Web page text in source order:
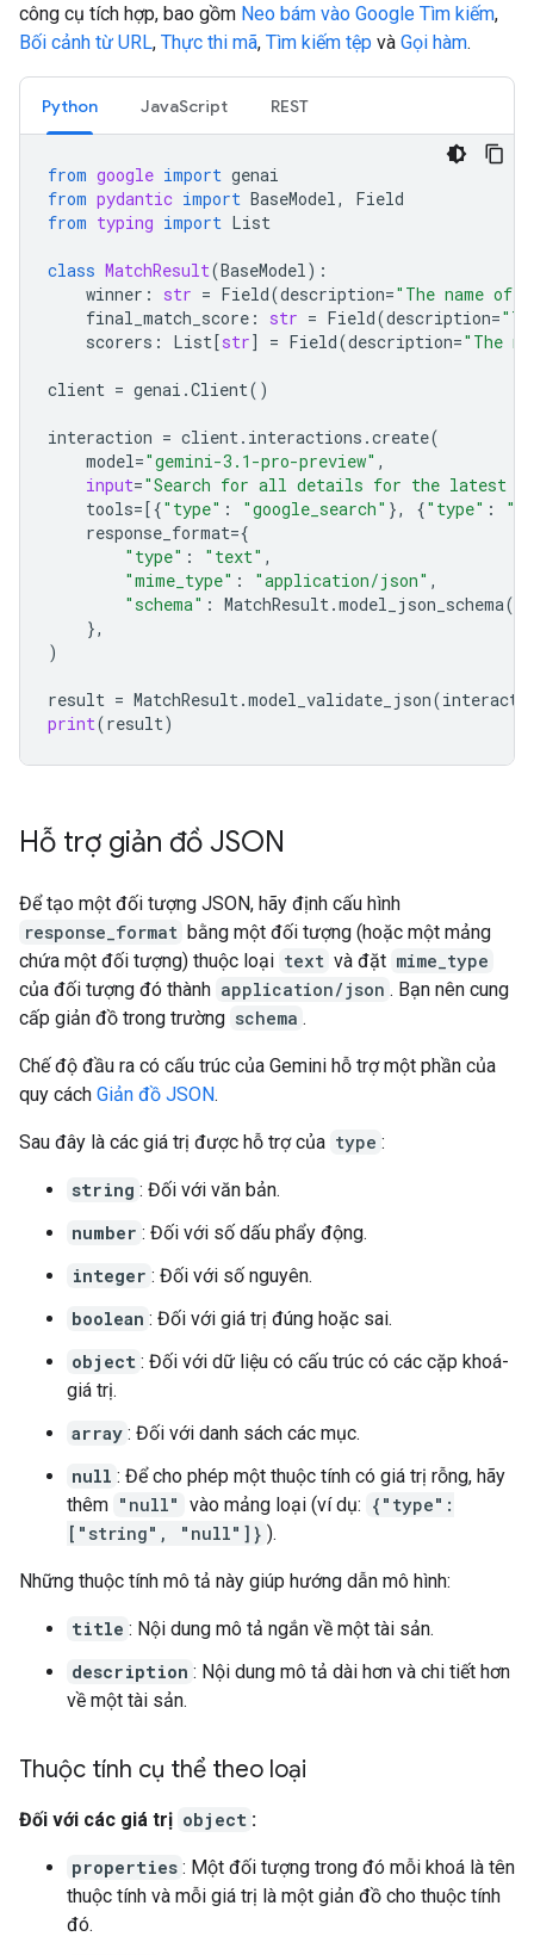
công cụ tích hợp, bao gồm Neo bám vào Google Tìm kiếm,
Bối cảnh từ URL, Thực thi mã, Tìm kiếm tệp và Gọi hàm.
Python JavaScript REST
from google import genai
from pydantic import BaseModel,
Field
from typing import List
class MatchResult(BaseModel):
winner : str = Field(description="The name of
final_match_score : str = Field(description=
scorers : List[str] = Field(description="The
client = genai .Client()
interaction = client. interactions .create(
model="gemini-3.1-pro-preview" ,
input="Search for all details for the latest
tools=[{"type" : "google_search" }, {"type" :
response_format={
"type" : "text" ,
"mime_type" : "application/json" ,
"schema" : MatchResult.model_json_schema()
},
)
result = MatchResult.model_validate_json(
print(result)
Hỗ trợ giản đồ JSON
Để tạo một đối tượng JSON, hãy định cấu hình
response_format bằng một đối tượng (hoặc một mảng
chứa một đối tượng) thuộc loại text và đặt mime_type
của đối tượng đó thành application/json . Bạn nên cung
cấp giản đồ trong trường schema .
Chế độ đầu ra có cấu trúc của Gemini hỗ trợ một phần của
quy cách Giản đồ JSON.
Sau đây là các giá trị được hỗ trợ của type :
string : Đối với văn bản.
number : Đối với số dấu phẩy động.
integer : Đối với số nguyên.
boolean : Đối với giá trị đúng hoặc sai.
object : Đối với dữ liệu có cấu trúc có các cặp khoá-
giá trị.
array : Đối với danh sách các mục.
null : Để cho phép một thuộc tính có giá trị rỗng, hãy
thêm "null" vào mảng loại (ví dụ: {"type":
["string", "null"]} ).
Những thuộc tính mô tả này giúp hướng dẫn mô hình:
title : Nội dung mô tả ngắn về một tài sản.
description : Nội dung mô tả dài hơn và chi tiết hơn
về một tài sản.
Thuộc tính cụ thể theo loại
Đối với các giá trị object :
properties : Một đối tượng trong đó mỗi khoá là tên
thuộc tính và mỗi giá trị là một giản đồ cho thuộc tính
đó.